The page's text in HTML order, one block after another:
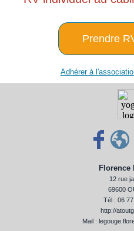
Prendre
Adhérer à
Florence
12 rue
69600
Tél : 06
http://
Mail :